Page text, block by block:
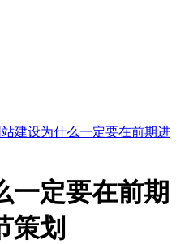
站建设为什么一定要在前期进
一定要在前期
策划